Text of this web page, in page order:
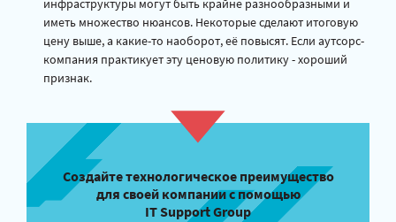
инфраструктуры могут быть крайне разнообразными и
иметь множество нюансов. Некоторые сделают итоговую
цену выше, а какие-то наоборот, её повысят. Если аутсорс-
компания практикует эту ценовую политику - хороший
признак.
Создайте технологическое преимущество
для своей компании с помощью
IT Support Group